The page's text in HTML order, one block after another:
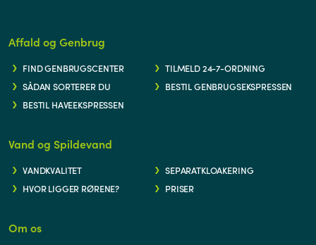
Affald og Genbrug
FIND GENBRUGSCENTER
TILMELD 24-7-ORDNING
SÅDAN SORTERER DU
BESTIL GENBRUGSEKSPRESSEN
BESTIL HAVEEKSPRESSEN
Vand og Spildevand
VANDKVALITET
SEPARATKLOAKERING
HVOR LIGGER RØRENE?
PRISER
Om os